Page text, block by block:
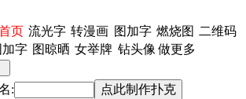
页 流光字 转漫画 图加字 燃烧图 二维码
加字 图晾晒 女举牌 钻头像 做更多
: